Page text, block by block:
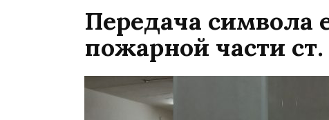
Передача символа
пожарной части